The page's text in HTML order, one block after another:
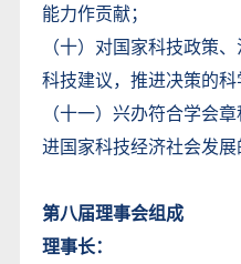
能力作贡献；
（十）对国家科技政策
科技建议，推进决策的科
（十一）兴办符合学会
进国家科技经济社会发展
第八届理事会组成
理事长：